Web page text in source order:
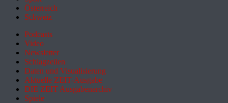
Österreich
Schweiz
Podcasts
Video
Newsletter
Schlagzeilen
Daten und Visualisierung
Aktuelle ZEIT-Ausgabe
DIE ZEIT Ausgabenarchiv
Spiele